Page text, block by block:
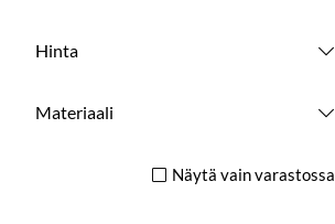
Hinta
Materiaali
Näytä vain varastossa